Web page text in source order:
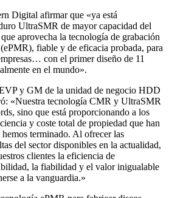
Digital afirmar que «ya está
UltraSMR de mayor capacidad del
aprovecha la tecnología de grabación
fiable y de eficacia probada, para
con el primer diseño de 11
en el mundo».
y GM de la unidad de negocio HDD
«Nuestra tecnología CMR y UltraSMR
sino que está proporcionando a los
y coste total de propiedad que han
terminado. Al ofrecer las
del sector disponibles en la actualidad,
clientes la eficiencia de
la fiabilidad y el valor inigualable
a la vanguardia.»